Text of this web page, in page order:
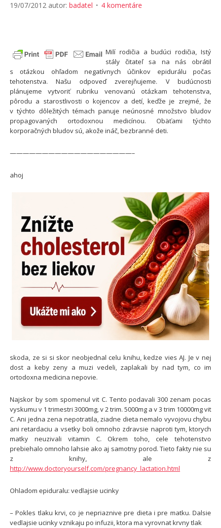
19/07/2012 autor: badatel 4 komentáre
Milí rodičia a budúci rodičia, Istý
stály čitateľ sa na nás obrátil
s otázkou ohľadom negatívnych účinkov epidurálu počas
tehotenstva. Našu odpoveď zverejňujeme.
V budúcnosti
plánujeme vytvoriť rubriku venovanú otázkam tehotenstva,
pôrodu a starostlivosti o kojencov a detí, keďže je zrejmé, že
v týchto dôležitých témach panuje neúnosné množstvo bludov
propagovaných ortodoxnou medicínou. Obäťami týchto
korporačných bludov sú, akože ináč, bezbranné deti.
———————————————————–
ahoj
skoda, ze si si skor neobjednal celu knihu, kedze vies AJ. Je v nej
dost a keby zeny a muzi vedeli, zaplakali by nad tym, co im
ortodoxna medicina nepovie.
Najskor by som spomenul vit C. Tento podavali 300 zenam pocas
vyskumu v 1 trimestri 3000mg, v 2 trim. 5000mg a v 3 trim 10000mg vit
C. Ani jedna zena nepotratila, ziadne dieta nemalo vyvojovu chybu
ani retardaciu a vsetky boli omnoho zdravsie naproti tym, ktorych
matky neuzivali vitamin C. Okrem toho, cele tehotenstvo
prebiehalo omnoho lahsie ako aj samotny porod. Tieto fakty nie su
z knihy, ale z
http://www.doctoryourself.com/pregnancy_lactation.html
Ohladom epiduralu: vedlajsie ucinky
– Pokles tlaku krvi, co je nepriaznive pre dieta i pre matku. Dalsie
vedlajsie ucinky vznikaju po infuzii, ktora ma vyrovnat krvny tlak